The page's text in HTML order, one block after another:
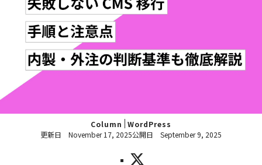
Column
WordPress
更新日
November 17, 2025公開日 September 9, 2025